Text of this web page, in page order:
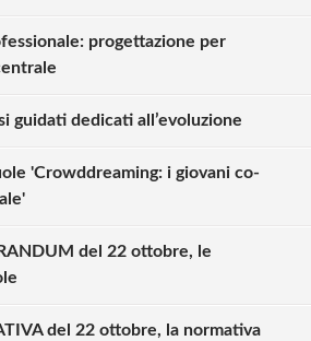
progettazione per
guidati dedicati all’evoluzione
'Crowddreaming: i giovani co-
del 22 ottobre, le
del 22 ottobre, la normativa
registrati possono